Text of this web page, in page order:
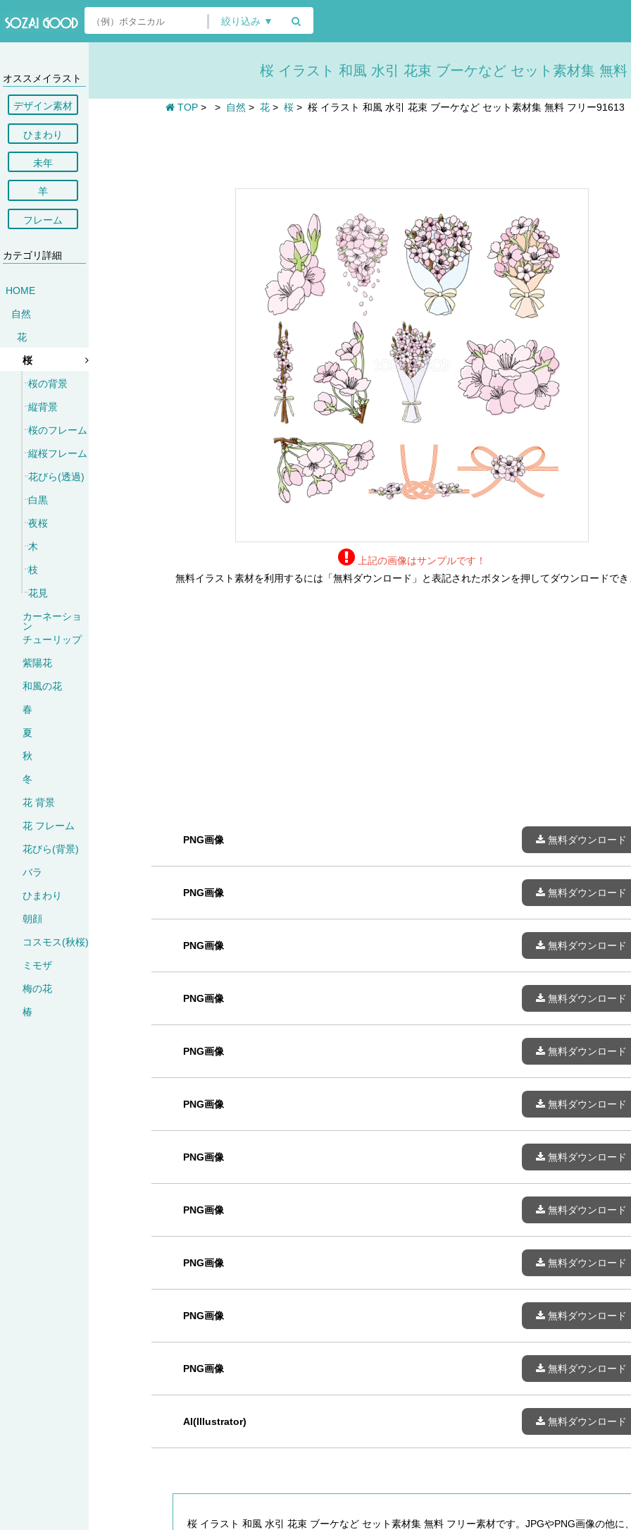
絞り込み ▼
オススメイラスト
デザイン素材
ひまわり
未年
羊
フレーム
カテゴリ詳細
HOME
自然
花
桜
桜の背景
縦背景
桜のフレーム
縦桜フレーム
花びら(透過)
白黒
夜桜
木
枝
花見
カーネーショ
ン
チューリップ
紫陽花
和風の花
春
夏
秋
冬
花 背景
花 フレーム
花びら(背景)
バラ
ひまわり
朝顔
コスモス(秋桜)
ミモザ
梅の花
椿
桜 イラスト 和風 水引 花束 ブーケなど セット素材集 無
TOP > > 自然 > 花 > 桜 > 桜 イラスト 和風 水引 花束 ブーケなど セット素材集 無料 フリー91613
上記の画像はサンプルです！
無料イラスト素材を利用するには「無料ダウンロード」と表記されたボタンを押してダウンロードでき
PNG画像 無料ダウンロード
PNG画像 無料ダウンロード
PNG画像 無料ダウンロード
PNG画像 無料ダウンロード
PNG画像 無料ダウンロード
PNG画像 無料ダウンロード
PNG画像 無料ダウンロード
PNG画像 無料ダウンロード
PNG画像 無料ダウンロード
PNG画像 無料ダウンロード
PNG画像 無料ダウンロード
AI(Illustrator) 無料ダウンロード
桜 イラスト 和風 水引 花束 ブーケなど セット素材集 無料 フリー素材です。JPGやPNG画像の他に